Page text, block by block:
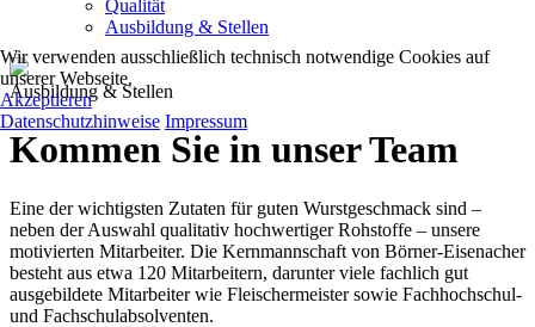
Qualität
Ausbildung & Stellen
Ausbildung & Stellen
Kommen Sie in unser Team
Eine der wichtigsten Zutaten für guten Wurstgeschmack sind –
neben der Auswahl qualitativ hochwertiger Rohstoffe – unsere
motivierten Mitarbeiter. Die Kernmannschaft von Börner-Eisenacher
besteht aus etwa 120 Mitarbeitern, darunter viele fachlich gut
ausgebildete Mitarbeiter wie Fleischermeister sowie Fachhochschul-
und Fachschulabsolventen.
Wir verwenden ausschließlich technisch notwendige Cookies auf
unserer Webseite.
Akzeptieren
Datenschutzhinweise Impressum